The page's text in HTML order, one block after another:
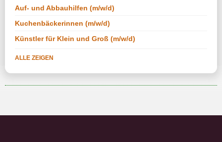
Auf- und Abbauhilfen (m/w/d)
Kuchenbäckerinnen (m/w/d)
Künstler für Klein und Groß (m/w/d)
ALLE ZEIGEN